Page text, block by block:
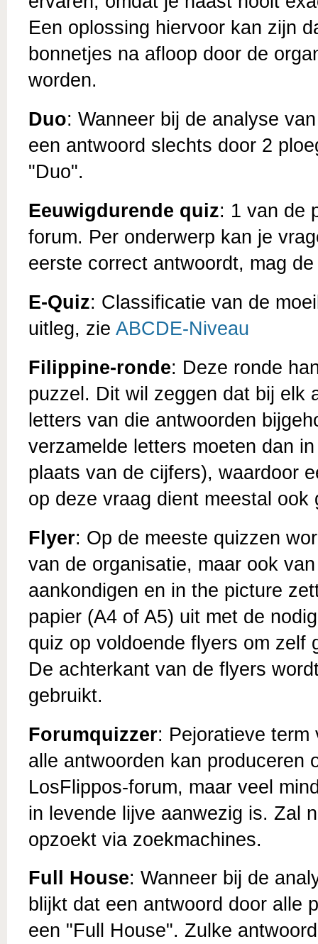
Een oplossing hiervoor kan zijn
bonnetjes na afloop door de
worden.
Duo: Wanneer bij de analyse
een antwoord slechts door 2
"Duo".
Eeuwigdurende quiz: 1 van de
forum. Per onderwerp kan je
eerste correct antwoordt, mag
E-Quiz: Classificatie van de
uitleg, zie ABCDE-Niveau
Filippine-ronde: Deze ronde
puzzel. Dit wil zeggen dat bij elk
letters van die antwoorden
verzamelde letters moeten dan
plaats van de cijfers), waardoor
op deze vraag dient meestal ook
Flyer: Op de meeste quizzen
van de organisatie, maar ook
aankondigen en in the picture
papier (A4 of A5) uit met de
quiz op voldoende flyers om zelf
De achterkant van de flyers
gebruikt.
Forumquizzer: Pejoratieve
alle antwoorden kan produceren
LosFlippos-forum, maar veel
in levende lijve aanwezig is. Zal
opzoekt via zoekmachines.
Full House: Wanneer bij de
blijkt dat een antwoord door alle
een "Full House". Zulke